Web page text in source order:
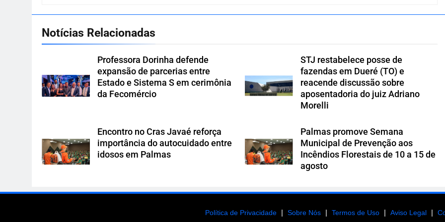
Notícias Relacionadas
Professora Dorinha defende
expansão de parcerias entre
Estado e Sistema S em cerimônia
da Fecomércio
STJ restabelece posse de
fazendas em Dueré (TO) e
reacende discussão sobre
aposentadoria do juiz Adriano
Morelli
Encontro no Cras Javaé reforça
importância do autocuidado entre
idosos em Palmas
Palmas promove Semana
Municipal de Prevenção aos
Incêndios Florestais de 10 a 15 de
agosto
Política de Privacidade | Sobre Nós | Termos de Uso | Aviso Legal |